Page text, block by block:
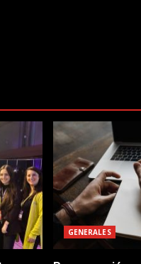
GENERALES